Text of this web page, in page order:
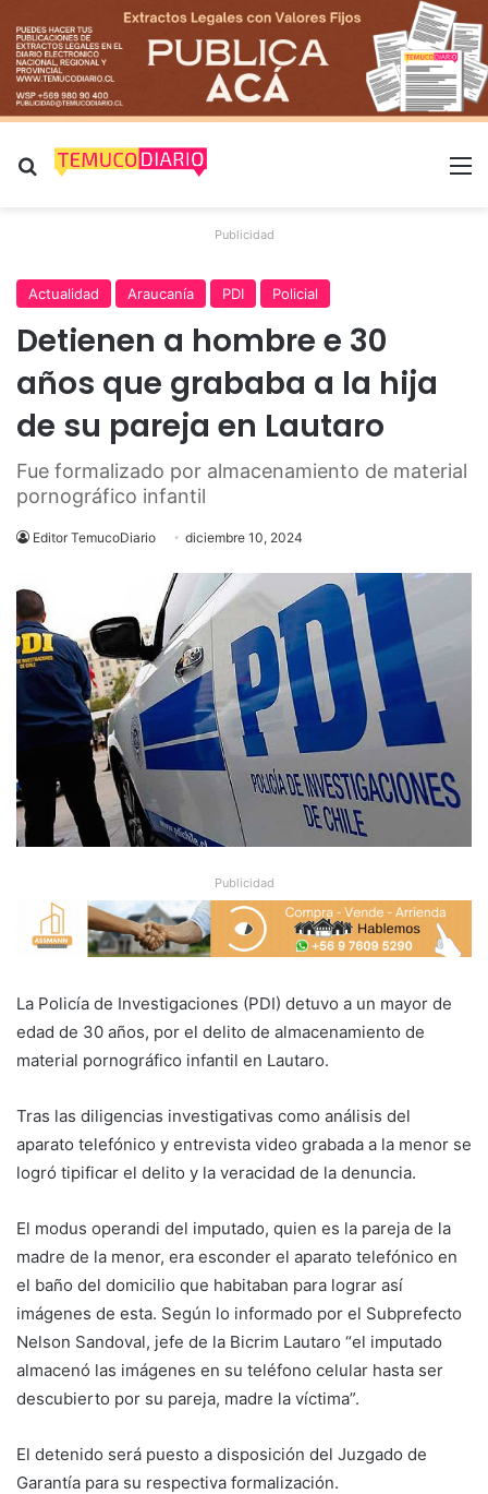
Buscar por
Publicidad
Actualidad Araucanía PDI Policial
Detienen a hombre e 30
años que grababa a la hija
de su pareja en Lautaro
Fue formalizado por almacenamiento de material
pornográfico infantil
Editor TemucoDiario diciembre 10, 2024
Publicidad
La Policía de Investigaciones (PDI) detuvo a un mayor de
edad de 30 años, por el delito de almacenamiento de
material pornográfico infantil en Lautaro.
Tras las diligencias investigativas como análisis del
aparato telefónico y entrevista video grabada a la menor se
logró tipificar el delito y la veracidad de la denuncia.
El modus operandi del imputado, quien es la pareja de la
madre de la menor, era esconder el aparato telefónico en
el baño del domicilio que habitaban para lograr así
imágenes de esta. Según lo informado por el Subprefecto
Nelson Sandoval, jefe de la Bicrim Lautaro “el imputado
almacenó las imágenes en su teléfono celular hasta ser
descubierto por su pareja, madre la víctima”.
El detenido será puesto a disposición del Juzgado de
Garantía para su respectiva formalización.